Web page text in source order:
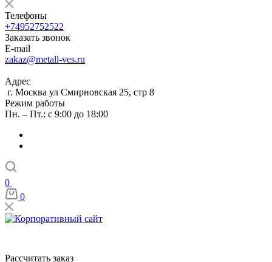
Телефоны
+74952752522
Заказать звонок
E-mail
zakaz@metall-ves.ru
Адрес
г. Москва ул Смирновская 25, стр 8
Режим работы
Пн. – Пт.: с 9:00 до 18:00
0
0
Рассчитать заказ